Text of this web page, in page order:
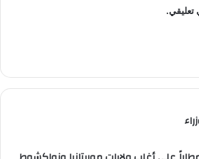
تعليقي.